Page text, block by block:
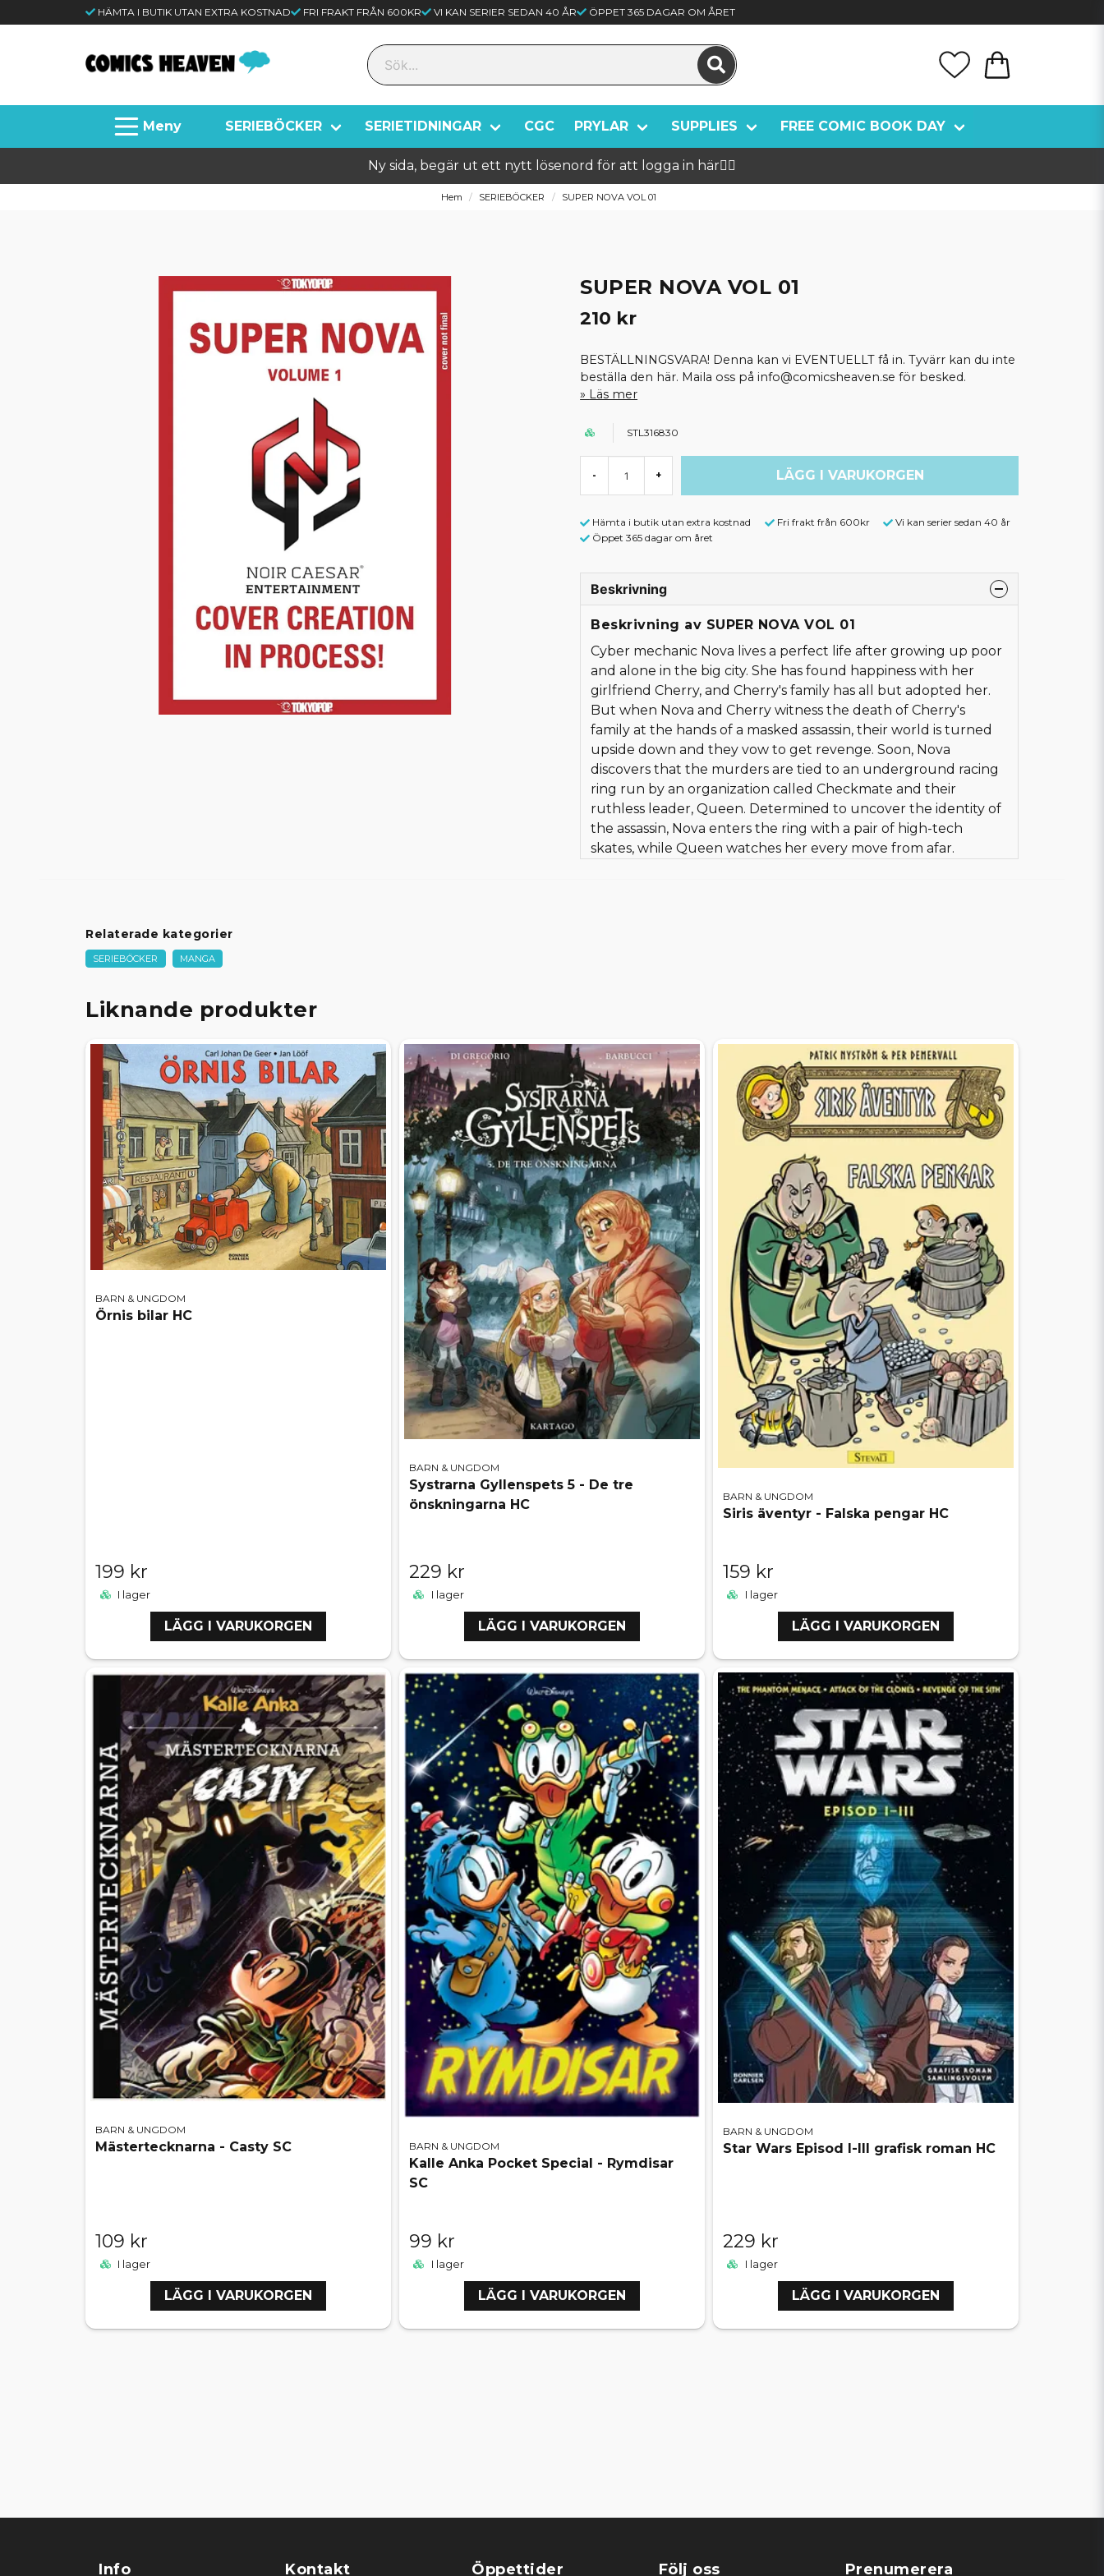
HÄMTA I BUTIK UTAN EXTRA KOSTNAD FRI FRAKT FRÅN 600KR VI KAN SERIER SEDAN 40 ÅR ÖPPET 365 DAGAR OM ÅRET
SERIEBÖCKER SERIETIDNINGAR CGC PRYLAR SUPPLIES FREE COMIC BOOK DAY
Ny sida, begär ut ett nytt lösenord för att logga in här🦸‍♂️
Hem SERIEBÖCKER SUPER NOVA VOL 01
SUPER NOVA VOL 01
210 kr
BESTÄLLNINGSVARA! Denna kan vi EVENTUELLT få in. Tyvärr kan du inte
beställa den här. Maila oss på info@comicsheaven.se för besked.
Läs mer
STL316830
- + LÄGG I VARUKORGEN
Hämta i butik utan extra kostnad Fri frakt från 600kr
Vi kan serier sedan 40 år
Öppet 365 dagar om året
Beskrivning
Beskrivning av SUPER NOVA VOL 01
Cyber mechanic Nova lives a perfect life after growing up poor
and alone in the big city. She has found happiness with her
girlfriend Cherry, and Cherry's family has all but adopted her.
But when Nova and Cherry witness the death of Cherry's
family at the hands of a masked assassin, their world is turned
upside down and they vow to get revenge. Soon, Nova
discovers that the murders are tied to an underground racing
ring run by an organization called Checkmate and their
ruthless leader, Queen. Determined to uncover the identity of
the assassin, Nova enters the ring with a pair of high-tech
skates, while Queen watches her every move from afar.
Relaterade kategorier
SERIEBÖCKER MANGA
Liknande produkter
BARN & UNGDOM
Örnis bilar HC
199 kr
I lager
LÄGG I VARUKORGEN
BARN & UNGDOM
Systrarna Gyllenspets 5 - De tre
önskningarna HC
229 kr
I lager
LÄGG I VARUKORGEN
BARN & UNGDOM
Siris äventyr - Falska pengar HC
159 kr
I lager
LÄGG I VARUKORGEN
BARN & UNGDOM
Mästertecknarna - Casty SC
109 kr
I lager
LÄGG I VARUKORGEN
BARN & UNGDOM
Kalle Anka Pocket Special - Rymdisar
SC
99 kr
I lager
LÄGG I VARUKORGEN
BARN & UNGDOM
Star Wars Episod I-III grafisk roman HC
229 kr
I lager
LÄGG I VARUKORGEN
Info Kontakt Öppettider Följ oss Prenumerera